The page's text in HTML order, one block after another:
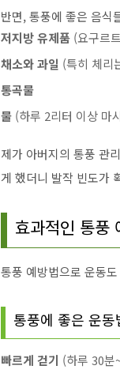
반면, 통풍에 좋은 음식
저지방 유제품 (요구르
채소와 과일 (특히 체리
통곡물
물 (하루 2리터 이상 마
제가 아버지의 통풍 관
게 했더니 발작 빈도가
효과적인 통풍
통풍 예방법으로 운동
통풍에 좋은 운동
빠르게 걷기 (하루 30분